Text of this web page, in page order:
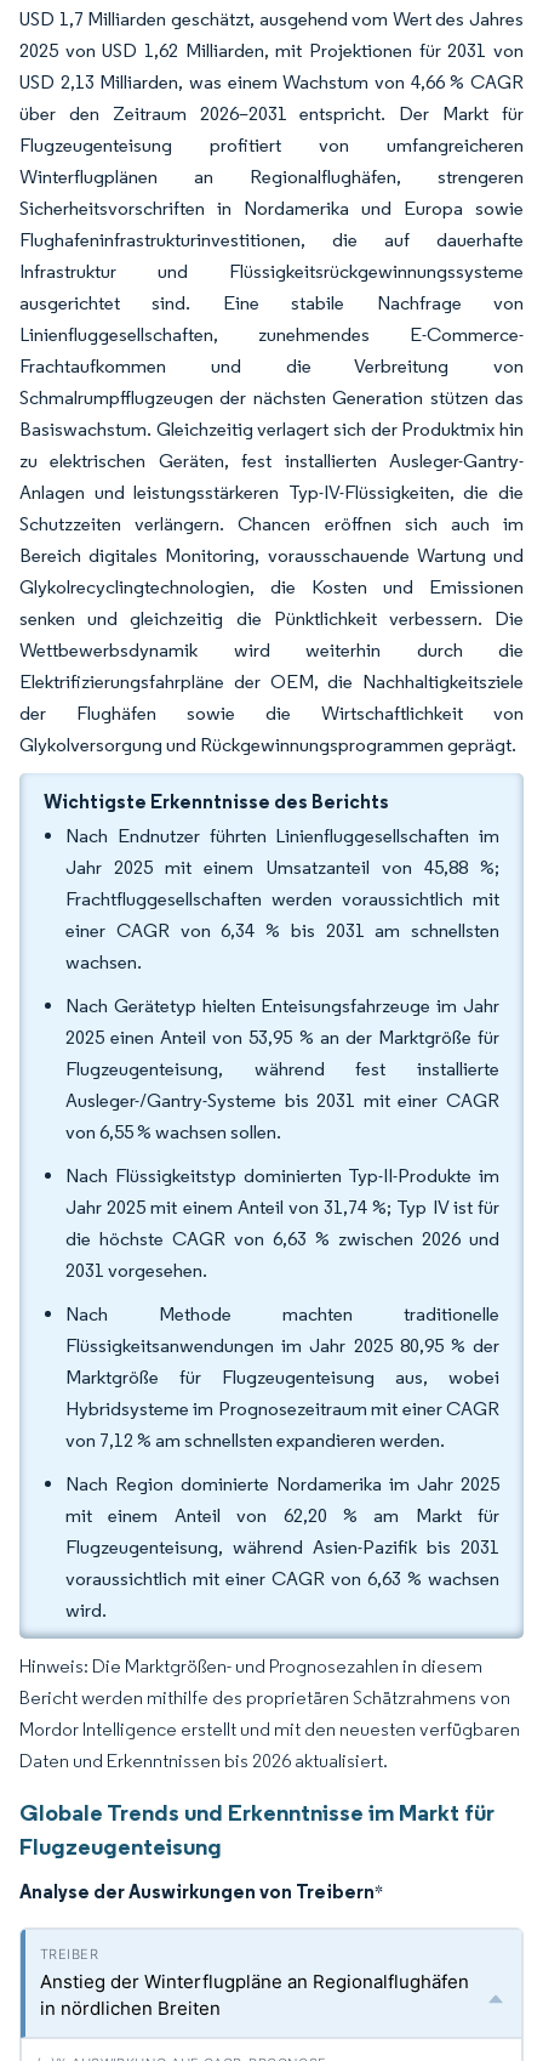
USD 1,7 Milliarden geschätzt, ausgehend vom Wert des Jahres
2025 von USD 1,62 Milliarden, mit Projektionen für 2031 von
USD 2,13 Milliarden, was einem Wachstum von 4,66 % CAGR
über den Zeitraum 2026–2031 entspricht. Der Markt für
Flugzeugenteisung profitiert von umfangreicheren
Winterflugplänen an Regionalflughäfen, strengeren
Sicherheitsvorschriften in Nordamerika und Europa sowie
Flughafeninfrastrukturinvestitionen, die auf dauerhafte
Infrastruktur und Flüssigkeitsrückgewinnungssysteme
ausgerichtet sind. Eine stabile Nachfrage von
Linienfluggesellschaften, zunehmendes E-Commerce-
Frachtaufkommen und die Verbreitung von
Schmalrumpfflugzeugen der nächsten Generation stützen das
Basiswachstum. Gleichzeitig verlagert sich der Produktmix hin
zu elektrischen Geräten, fest installierten Ausleger-Gantry-
Anlagen und leistungsstärkeren Typ-IV-Flüssigkeiten, die die
Schutzzeiten verlängern. Chancen eröffnen sich auch im
Bereich digitales Monitoring, vorausschauende Wartung und
Glykolrecyclingtechnologien, die Kosten und Emissionen
senken und gleichzeitig die Pünktlichkeit verbessern. Die
Wettbewerbsdynamik wird weiterhin durch die
Elektrifizierungsfahrpläne der OEM, die Nachhaltigkeitsziele
der Flughäfen sowie die Wirtschaftlichkeit von
Glykolversorgung und Rückgewinnungsprogrammen geprägt.
Wichtigste Erkenntnisse des Berichts
Nach Endnutzer führten Linienfluggesellschaften im
Jahr 2025 mit einem Umsatzanteil von 45,88 %;
Frachtfluggesellschaften werden voraussichtlich mit
einer CAGR von 6,34 % bis 2031 am schnellsten
wachsen.
Nach Gerätetyp hielten Enteisungsfahrzeuge im Jahr
2025 einen Anteil von 53,95 % an der Marktgröße für
Flugzeugenteisung, während fest installierte
Ausleger-/Gantry-Systeme bis 2031 mit einer CAGR
von 6,55 % wachsen sollen.
Nach Flüssigkeitstyp dominierten Typ-II-Produkte im
Jahr 2025 mit einem Anteil von 31,74 %; Typ IV ist für
die höchste CAGR von 6,63 % zwischen 2026 und
2031 vorgesehen.
Nach Methode machten traditionelle
Flüssigkeitsanwendungen im Jahr 2025 80,95 % der
Marktgröße für Flugzeugenteisung aus, wobei
Hybridsysteme im Prognosezeitraum mit einer CAGR
von 7,12 % am schnellsten expandieren werden.
Nach Region dominierte Nordamerika im Jahr 2025
mit einem Anteil von 62,20 % am Markt für
Flugzeugenteisung, während Asien-Pazifik bis 2031
voraussichtlich mit einer CAGR von 6,63 % wachsen
wird.
Hinweis: Die Marktgrößen- und Prognosezahlen in diesem
Bericht werden mithilfe des proprietären Schätzrahmens von
Mordor Intelligence erstellt und mit den neuesten verfügbaren
Daten und Erkenntnissen bis 2026 aktualisiert.
Globale Trends und Erkenntnisse im Markt für
Flugzeugenteisung
Analyse der Auswirkungen von Treibern*
Anstieg der Winterflugpläne an Regionalflughäfen
in nördlichen Breiten